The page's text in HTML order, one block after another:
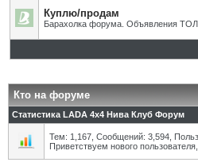
Куплю/продам
Барахолка форума. Объявления
Кто на форуме
Статистика LADA 4x4 Нива Клуб Форум
Тем: 1,167, Сообщений: 3,594,
Приветствуем нового пользователя,